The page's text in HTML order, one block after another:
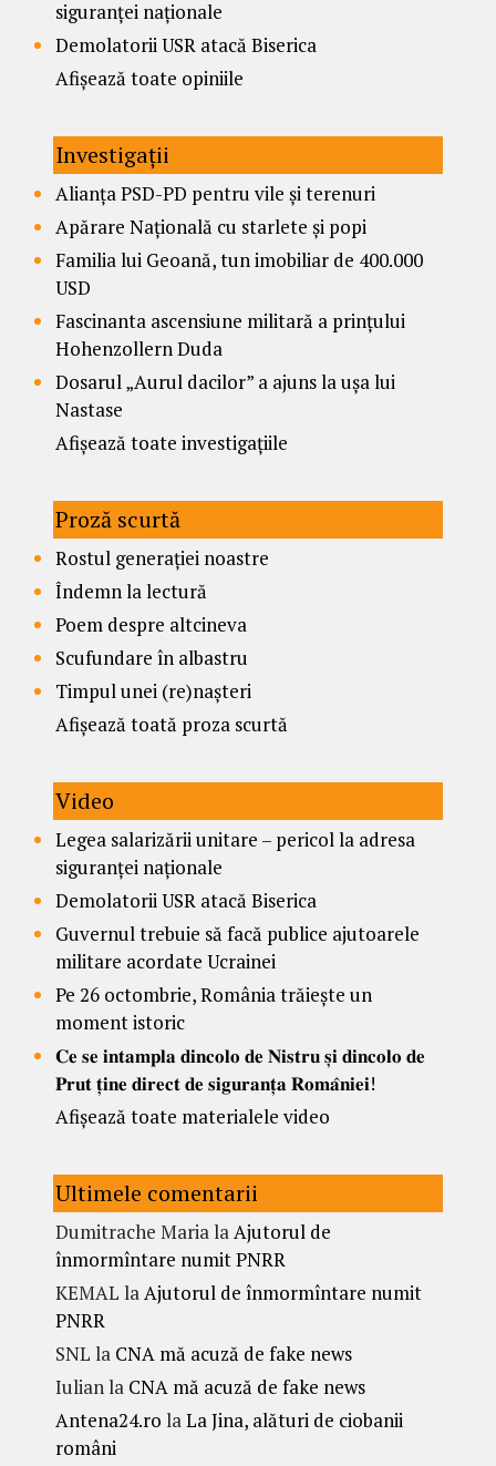
siguranței naționale
Demolatorii USR atacă Biserica
Afișează toate opiniile
Investigații
Alianța PSD-PD pentru vile și terenuri
Apărare Națională cu starlete și popi
Familia lui Geoană, tun imobiliar de 400.000
USD
Fascinanta ascensiune militară a prințului
Hohenzollern Duda
Dosarul „Aurul dacilor” a ajuns la ușa lui
Nastase
Afișează toate investigațiile
Proză scurtă
Rostul generației noastre
Îndemn la lectură
Poem despre altcineva
Scufundare în albastru
Timpul unei (re)nașteri
Afișează toată proza scurtă
Video
Legea salarizării unitare – pericol la adresa
siguranței naționale
Demolatorii USR atacă Biserica
Guvernul trebuie să facă publice ajutoarele
militare acordate Ucrainei
Pe 26 octombrie, România trăiește un
moment istoric
𝐂𝐞 𝐬𝐞 𝐢𝐧𝐭𝐚𝐦𝐩𝐥𝐚 𝐝𝐢𝐧𝐜𝐨𝐥𝐨 𝐝𝐞 𝐍𝐢𝐬𝐭𝐫𝐮 𝐬̦𝐢 𝐝𝐢𝐧𝐜𝐨𝐥𝐨 𝐝𝐞
𝐏𝐫𝐮𝐭 𝐭̦𝐢𝐧𝐞 𝐝𝐢𝐫𝐞𝐜𝐭 𝐝𝐞 𝐬𝐢𝐠𝐮𝐫𝐚𝐧𝐭̦𝐚 𝐑𝐨𝐦𝐚̂𝐧𝐢𝐞𝐢!
Afișează toate materialele video
Ultimele comentarii
Dumitrache MarialaAjutorul de
înmormîntare numit PNRR
KEMAL laAjutorul de înmormîntare numit
PNRR
SNL la CNA mă acuză de fake news
Iulianla CNA mă acuză de fake news
Antena24.ro laLa Jina, alături de ciobanii
români